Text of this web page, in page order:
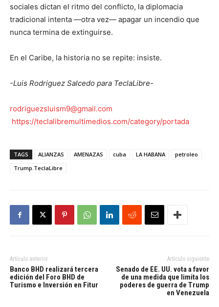
sociales dictan el ritmo del conflicto, la diplomacia
tradicional intenta —otra vez— apagar un incendio que
nunca termina de extinguirse.
En el Caribe, la historia no se repite: insiste.
-Luis Rodriguez Salcedo para TeclaLibre-
rodriguezsluism9@gmail.com
https://teclalibremultimedios.com/category/portada
TAGS ALIANZAS AMENAZAS cuba LA HABANA
petroleo
Trump.TeclaLibre
Artículo anterior
Banco BHD realizará tercera
edición del Foro BHD de
Turismo e Inversión en Fitur
Artículo siguiente
Senado de EE. UU. vota a favor
de una medida que limita los
poderes de guerra de Trump
en Venezuela